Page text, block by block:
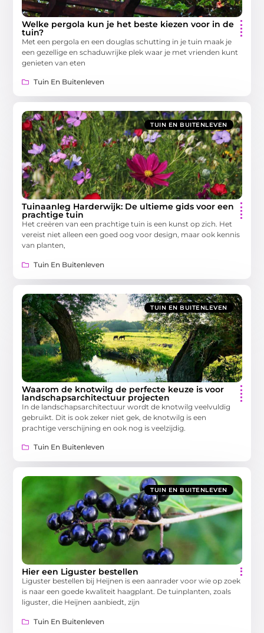
Welke pergola kun je het beste kiezen voor in de
tuin?
Met een pergola en een douglas schutting in je tuin maak je
een gezellige en schaduwrijke plek waar je met vrienden kunt
genieten van eten
Tuin En Buitenleven
TUIN EN BUITENLEVEN
Tuinaanleg Harderwijk: De ultieme gids voor een
prachtige tuin
Het creëren van een prachtige tuin is een kunst op zich. Het
vereist niet alleen een goed oog voor design, maar ook kennis
van planten,
Tuin En Buitenleven
TUIN EN BUITENLEVEN
Waarom de knotwilg de perfecte keuze is voor
landschapsarchitectuur projecten
In de landschapsarchitectuur wordt de knotwilg veelvuldig
gebruikt. Dit is ook zeker niet gek, de knotwilg is een
prachtige verschijning en ook nog is veelzijdig.
Tuin En Buitenleven
TUIN EN BUITENLEVEN
Hier een Liguster bestellen
Liguster bestellen bij Heijnen is een aanrader voor wie op zoek
is naar een goede kwaliteit haagplant. De tuinplanten, zoals
liguster, die Heijnen aanbiedt, zijn
Tuin En Buitenleven